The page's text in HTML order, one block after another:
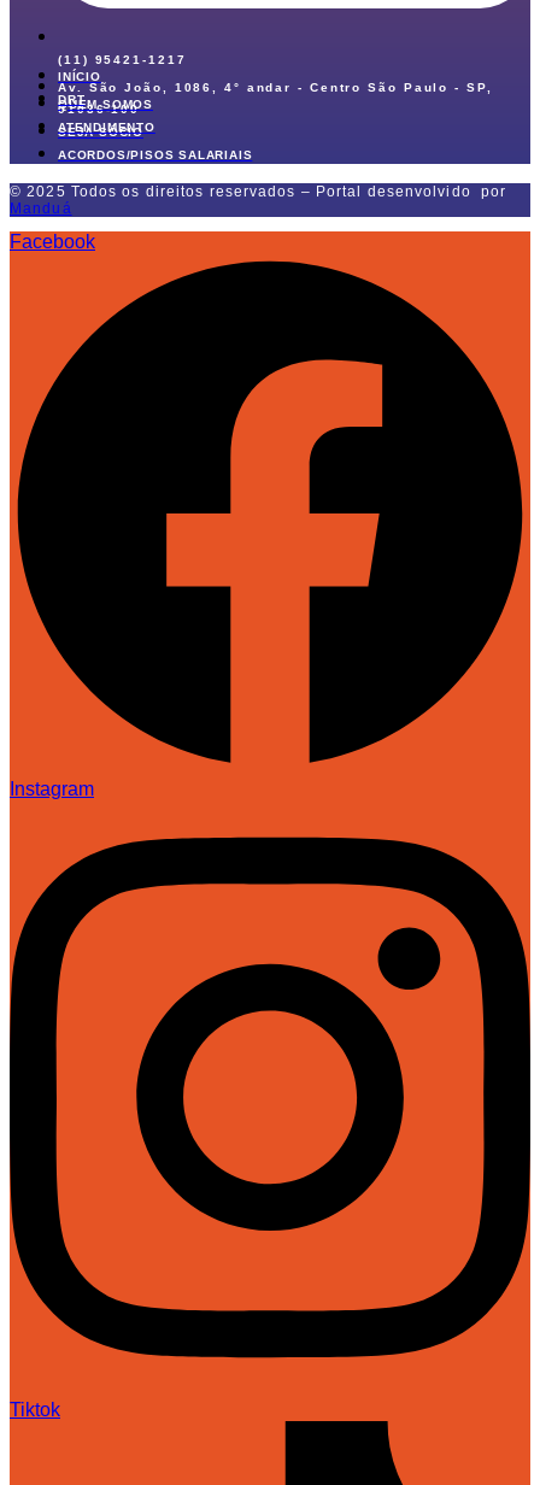
(11) 95421-1217
Av. São João, 1086, 4° andar - Centro São Paulo - SP,
01036-100
INÍCIO
QUEM SOMOS
SEJA SÓCIO
DRT
ATENDIMENTO
ACORDOS/PISOS SALARIAIS
© 2025 Todos os direitos reservados – Portal desenvolvido por
Manduá
Facebook
Instagram
Tiktok